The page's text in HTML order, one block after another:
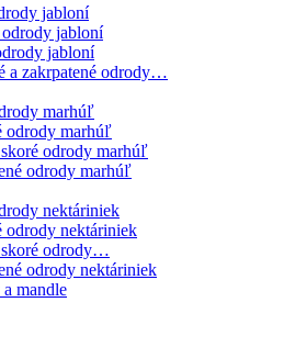
jabloní
odrody jabloní
jabloní
a zakrpatené odrody…
marhúľ
odrody marhúľ
skoré odrody marhúľ
odrody marhúľ
nektáriniek
odrody nektáriniek
skoré odrody…
odrody nektáriniek
mandle